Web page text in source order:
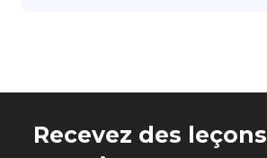
Recevez des leçons